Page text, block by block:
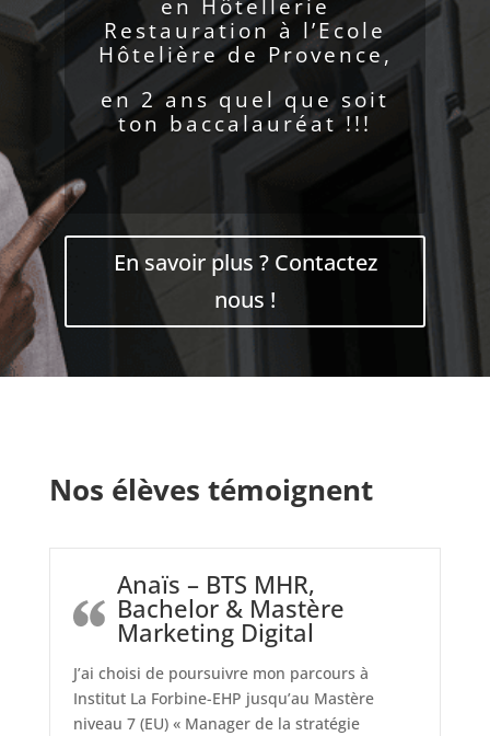
en Hôtellerie
Restauration à l’Ecole
Hôtelière de Provence,
en 2 ans quel que soit
ton baccalauréat !!!
En savoir plus ? Contactez
nous !
Nos élèves témoignent
Anaïs – BTS MHR,
Bachelor & Mastère
Marketing Digital
J’ai choisi de poursuivre mon parcours à
Institut La Forbine-EHP jusqu’au Mastère
niveau 7 (EU) « Manager de la stratégie